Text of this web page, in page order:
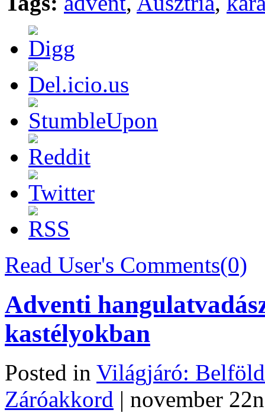
Read User's Comments(0)
Adventi
kastélyokban
Posted in Világjáró:
Záróakkord | november